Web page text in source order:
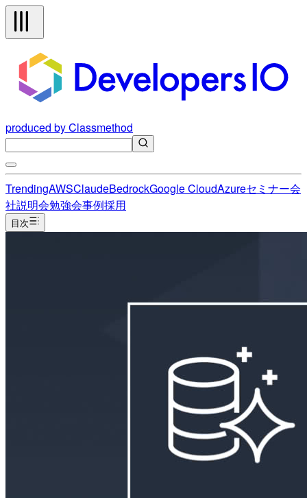
produced by Classmethod
TrendingAWSClaudeBedrockGoogle CloudAzureセミナー会
社説明会勉強会事例採用
目次